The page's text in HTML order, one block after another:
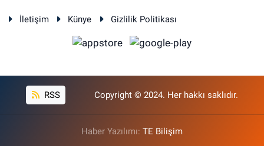
İletişim Künye Gizlilik Politikası
RSS Copyright © 2024. Her hakkı saklıdır.
Haber Yazılımı: TE Bilişim